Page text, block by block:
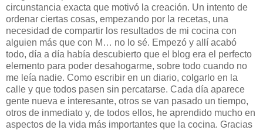
circunstancia exacta que motivó la creación. Un intento de
ordenar ciertas cosas, empezando por la recetas, una
necesidad de compartir los resultados de mi cocina con
alguien más que con M… no lo sé. Empezó y allí acabó
todo, día a día había descubierto que el blog era el perfecto
elemento para poder desahogarme, sobre todo cuando no
me leía nadie. Como escribir en un diario, colgarlo en la
calle y que todos pasen sin percatarse. Cada día aparece
gente nueva e interesante, otros se van pasado un tiempo,
otros de inmediato y, de todos ellos, he aprendido mucho en
aspectos de la vida más importantes que la cocina. Gracias